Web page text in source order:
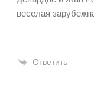
веселая
Ответить